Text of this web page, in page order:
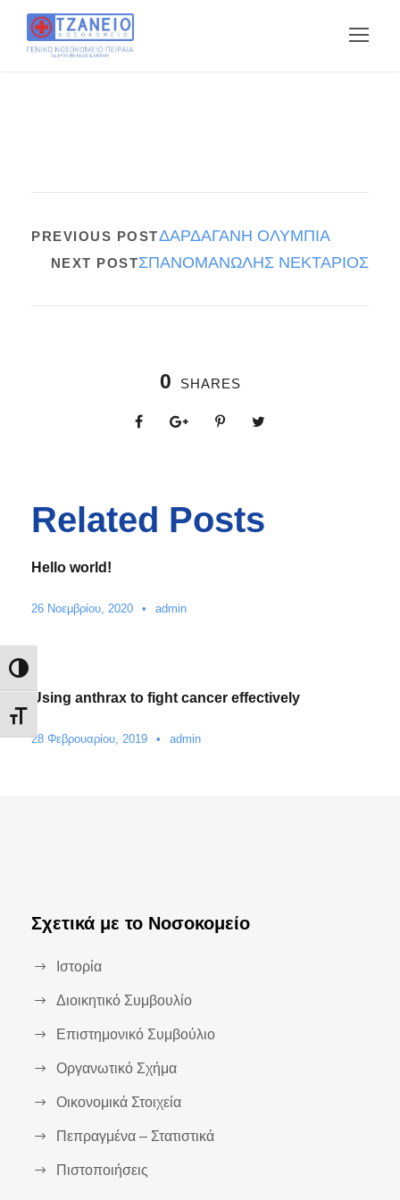
Εναλλαγή Υψηλής Αντίθεσης
Εναλλαγή Μεγέθους Γραμμάτων
PREVIOUS POSTΔΑΡΔΑΓΑΝΗ ΟΛΥΜΠΙΑ
NEXT POSTΣΠΑΝΟΜΑΝΩΛΗΣ ΝΕΚΤΑΡΙΟΣ
0 SHARES
Related Posts
Hello world!
26 Νοεμβρίου, 2020 • admin
Using anthrax to fight cancer effectively
28 Φεβρουαρίου, 2019 • admin
Σχετικά με το Νοσοκομείο
Ιστορία
Διοικητικό Συμβουλίο
Επιστημονικό Συμβούλιο
Οργανωτικό Σχήμα
Οικονομικά Στοιχεία
Πεπραγμένα – Στατιστικά
Πιστοποιήσεις